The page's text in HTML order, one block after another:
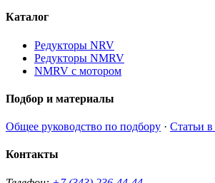
Каталог
Редукторы NRV
Редукторы NMRV
NMRV с мотором
Подбор и материалы
Общее руководство по подбору · Статьи в
Контакты